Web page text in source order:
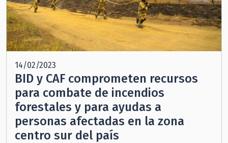
14/02/2023
BID y CAF comprometen recursos
para combate de incendios
forestales y para ayudas a
personas afectadas en la zona
centro sur del país